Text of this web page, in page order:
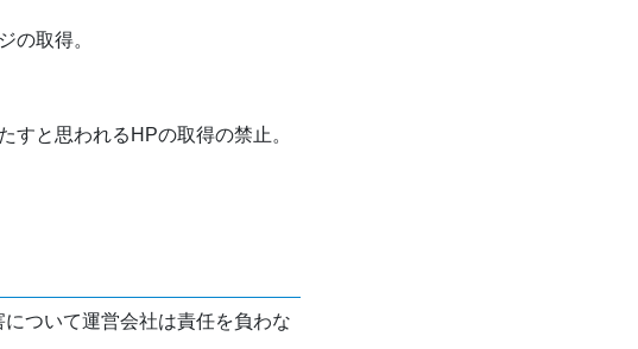
の取得。
すと思われるHPの取得の禁止。
ついて運営会社は責任を負わな